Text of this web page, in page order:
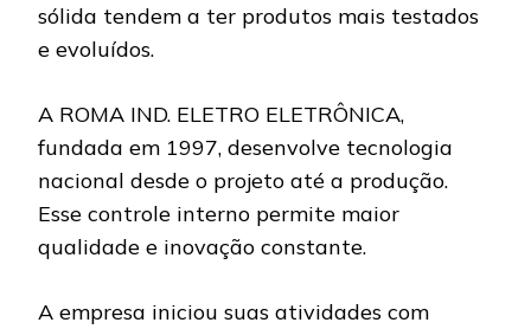
sólida tendem a ter produtos mais testados
e evoluídos.
A ROMA IND. ELETRO ELETRÔNICA,
fundada em 1997, desenvolve tecnologia
nacional desde o projeto até a produção.
Esse controle interno permite maior
qualidade e inovação constante.
A empresa iniciou suas atividades com